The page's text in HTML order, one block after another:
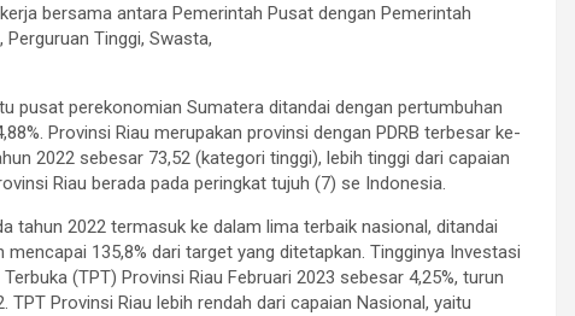
bersama antara Pemerintah Pusat dengan Pemerintah
Tinggi, Swasta,
pusat perekonomian Sumatera ditandai dengan pertumbuhan
Provinsi Riau merupakan provinsi dengan PDRB terbesar ke-
2022 sebesar 73,52 (kategori tinggi), lebih tinggi dari capaian
Riau berada pada peringkat tujuh (7) se Indonesia.
tahun 2022 termasuk ke dalam lima terbaik nasional, ditandai
135,8% dari target yang ditetapkan. Tingginya Investasi
(TPT) Provinsi Riau Februari 2023 sebesar 4,25%, turun
TPT Provinsi Riau lebih rendah dari capaian Nasional, yaitu